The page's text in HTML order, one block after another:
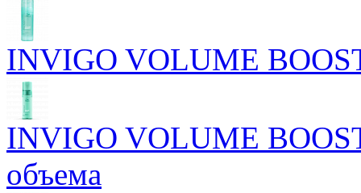
INVIGO VOLUME
INVIGO VOLUME
объема